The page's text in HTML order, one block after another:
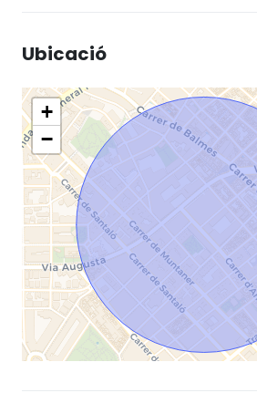
Ubicació
+
−